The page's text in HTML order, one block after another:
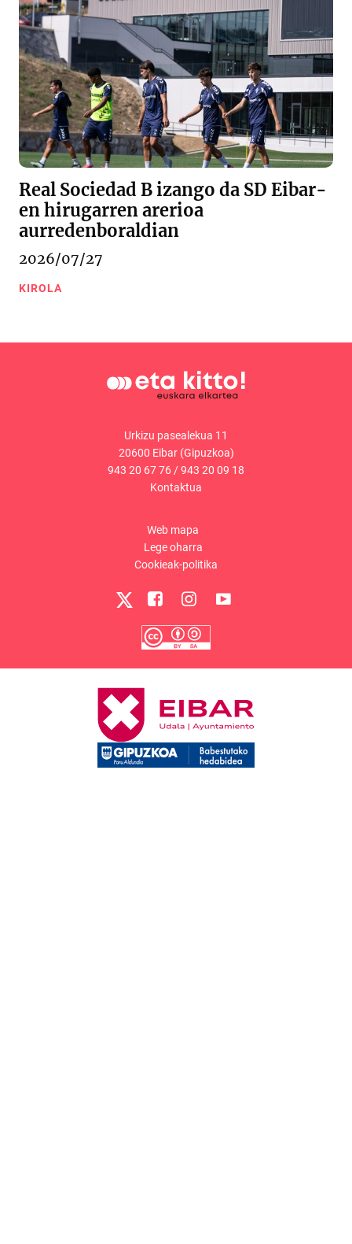
Real Sociedad B izango da SD Eibar-
en hirugarren arerioa
aurredenboraldian
2026/07/27
KIROLA
Urkizu pasealekua 11
20600 Eibar (Gipuzkoa)
943 20 67 76 /943 20 09 18
Kontaktua
Web mapa
Lege oharra
Cookieak-politika